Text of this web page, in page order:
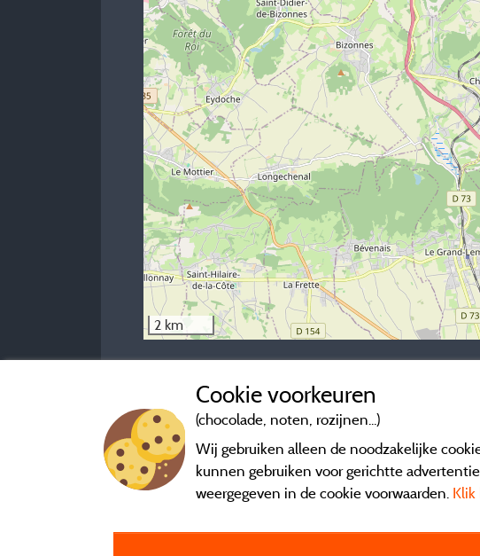
2 km
Cookie voorkeuren
(chocolade, noten, rozijnen...)
Wij gebruiken alleen de noodzakelijke
kunnen gebruiken voor gerichtte
weergegeven in de cookie voorwaarden.